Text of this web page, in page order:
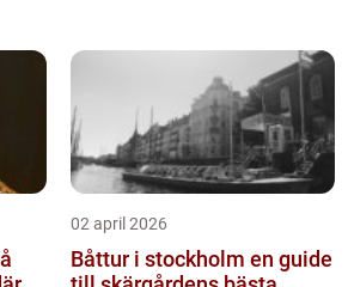
02 april 2026
Båttur i stockholm en guide